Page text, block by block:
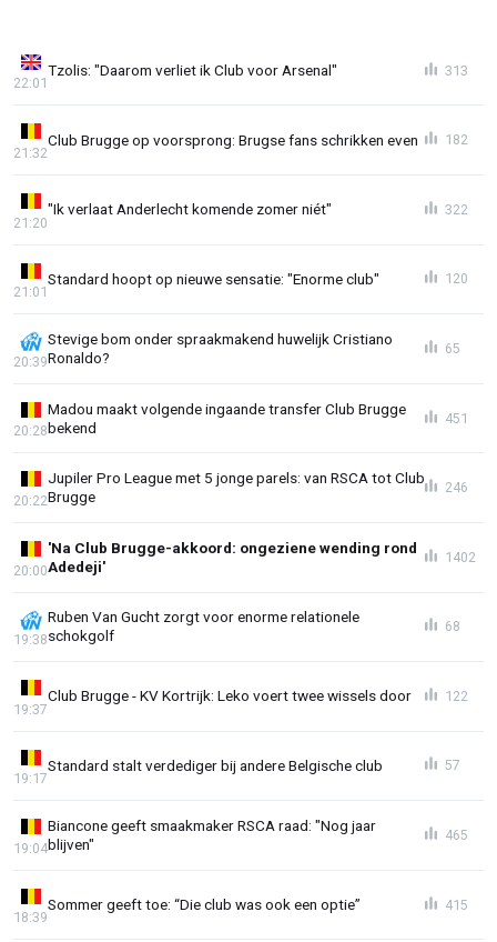
Tzolis: "Daarom verliet ik Club voor Arsenal"
22:01
313
Club Brugge op voorsprong: Brugse fans schrikken even
21:32
182
"Ik verlaat Anderlecht komende zomer niét"
21:20
322
Standard hoopt op nieuwe sensatie: "Enorme club"
21:01
120
Stevige bom onder spraakmakend huwelijk Cristiano
Ronaldo?
20:39
65
Madou maakt volgende ingaande transfer Club Brugge
bekend
20:28
451
Jupiler Pro League met 5 jonge parels: van RSCA tot Club
Brugge
20:22
246
'Na Club Brugge-akkoord: ongeziene wending rond
Adedeji'
20:00
1402
Ruben Van Gucht zorgt voor enorme relationele
schokgolf
19:38
68
Club Brugge - KV Kortrijk: Leko voert twee wissels door
19:37
122
Standard stalt verdediger bij andere Belgische club
19:17
57
Biancone geeft smaakmaker RSCA raad: "Nog jaar
blijven"
19:04
465
Sommer geeft toe: “Die club was ook een optie”
18:39
415